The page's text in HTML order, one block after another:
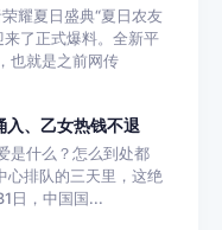
耀夏日盛典“夏日农友
了正式爆料。全新平
也就是之前网传
、乙女热钱不退
是什么？怎么到处都
心排队的三天里，这绝
日，中国国...